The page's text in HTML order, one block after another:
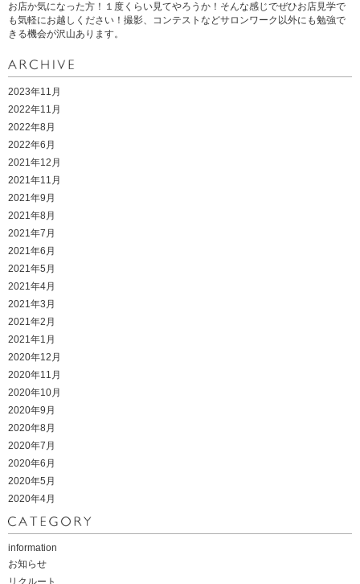
お店か気になった方！１度くらい見てやろうか！そんな感じでぜひお店見学で
も気軽にお越しください！撮影、コンテストなどサロンワーク以外にも勉強で
きる機会が沢山あります。
2023年11月
2022年11月
2022年8月
2022年6月
2021年12月
2021年11月
2021年9月
2021年8月
2021年7月
2021年6月
2021年5月
2021年4月
2021年3月
2021年2月
2021年1月
2020年12月
2020年11月
2020年10月
2020年9月
2020年8月
2020年7月
2020年6月
2020年5月
2020年4月
information
お知らせ
リクルート